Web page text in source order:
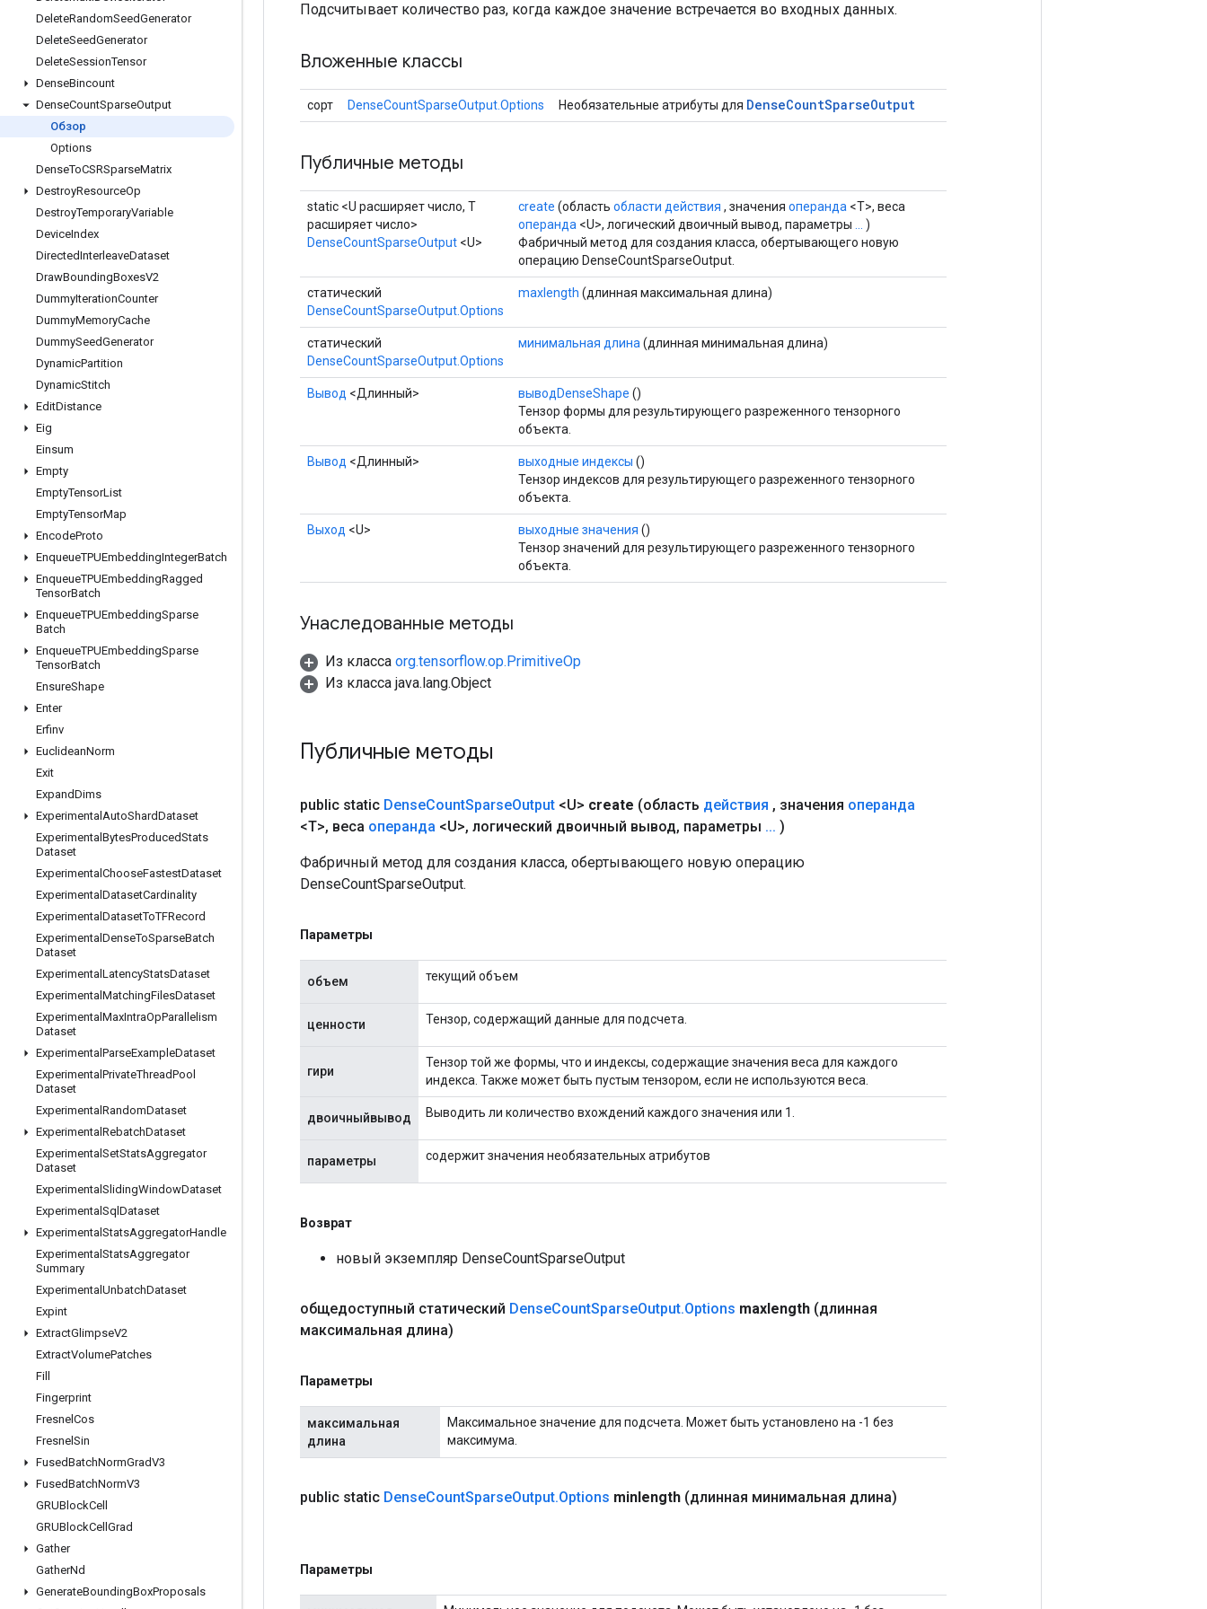
DeleteRandomSeedGenerator
DeleteSeedGenerator
DeleteSessionTensor
DenseBincount
DenseCountSparseOutput
Обзор
Options
DenseToCSRSparseMatrix
DestroyResourceOp
DestroyTemporaryVariable
DeviceIndex
DirectedInterleaveDataset
DrawBoundingBoxesV2
DummyIterationCounter
DummyMemoryCache
DummySeedGenerator
DynamicPartition
DynamicStitch
EditDistance
Eig
Einsum
Empty
EmptyTensorList
EmptyTensorMap
EncodeProto
EnqueueTPUEmbeddingIntegerBatch
EnqueueTPUEmbeddingRagged
TensorBatch
EnqueueTPUEmbeddingSparse
Batch
EnqueueTPUEmbeddingSparse
TensorBatch
EnsureShape
Enter
Erfinv
EuclideanNorm
Exit
ExpandDims
Experimental AutoShardDataset
Experimental BytesProducedStats
Dataset
Experimental ChooseFastestDataset
Experimental DatasetCardinality
Experimental DatasetToTFRecord
Experimental DenseToSparseBatch
Dataset
Experimental LatencyStatsDataset
Experimental MatchingFilesDataset
Experimental MaxIntraOpParallelism
Dataset
Experimental ParseExampleDataset
Experimental PrivateThreadPool
Dataset
Experimental RandomDataset
Experimental RebatchDataset
Experimental SetStatsAggregator
Dataset
Experimental SlidingWindowDataset
Experimental Sql Dataset
Experimental StatsAggregatorHandle
Experimental StatsAggregator
Summary
Experimental UnbatchDataset
Expint
ExtractGlimpseV2
ExtractVolumePatches
Fill
Fingerprint
Fresnel Cos
Fresnel Sin
FusedBatchNormGradV3
FusedBatchNormV3
GRUBlockCell
GRUBlockCell Grad
Gather
GatherNd
GenerateBoundingBoxProposals
Подсчитывает количество раз, когда каждое значение встречается во входных данных.
Вложенные классы
сорт DenseCountSparseOutput.Options Необязательные атрибуты для DenseCountSparseOutput
Публичные методы
static <U расширяет число, T
расширяет число>
DenseCountSparseOutput <U>
create (область области действия , значения операнда <T>, веса
операнда <U>, логический двоичный вывод, параметры
)
Фабричный метод для создания класса, обертывающего новую
операцию DenseCountSparseOutput.
статический
DenseCountSparseOutput.Options
maxlength (длинная максимальная длина)
статический
DenseCountSparseOutput.Options
минимальная длина (длинная минимальная длина)
Вывод <Длинный> выводDenseShape ()
Тензор формы для результирующего разреженного тензорного
объекта.
Вывод <Длинный> выходные индексы ()
Тензор индексов для результирующего разреженного тензорного
объекта.
Выход <U> выходные значения ()
Тензор значений для результирующего разреженного тензорного
объекта.
Унаследованные методы
Из класса org.tensorflow.op.PrimitiveOp
Из класса java.lang.Object
Публичные методы
public static DenseCountSparseOutput <U> create (область действия , значения операнда
<T>, веса операнда <U>, логический двоичный вывод, параметры ... )
Фабричный метод для создания класса, обертывающего новую операцию
DenseCountSparseOutput.
Параметры
объем текущий объем
ценности Тензор, содержащий данные для подсчета.
гири
Тензор той же формы, что и индексы, содержащие значения веса для каждого
индекса. Также может быть пустым тензором, если не используются веса.
двоичныйвывод Выводить ли количество вхождений каждого значения или 1.
параметры содержит значения необязательных атрибутов
Возврат
новый экземпляр DenseCountSparseOutput
общедоступный статический DenseCountSparseOutput.Options maxlength (длинная
максимальная длина)
Параметры
максимальная
длина
Максимальное значение для подсчета. Может быть установлено на -1 без
максимума.
public static DenseCountSparseOutput.Options minlength (длинная минимальная длина)
Параметры